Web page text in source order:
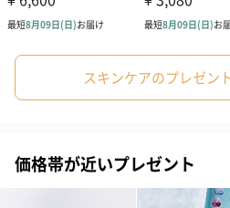
写真付きメッセージカ
ード（680円）
写真付き
ード（
ンク（
ラッピング
ギフトラッピングを施してお届けい
スキンケアのプレゼン
価格帯が近いプレゼント